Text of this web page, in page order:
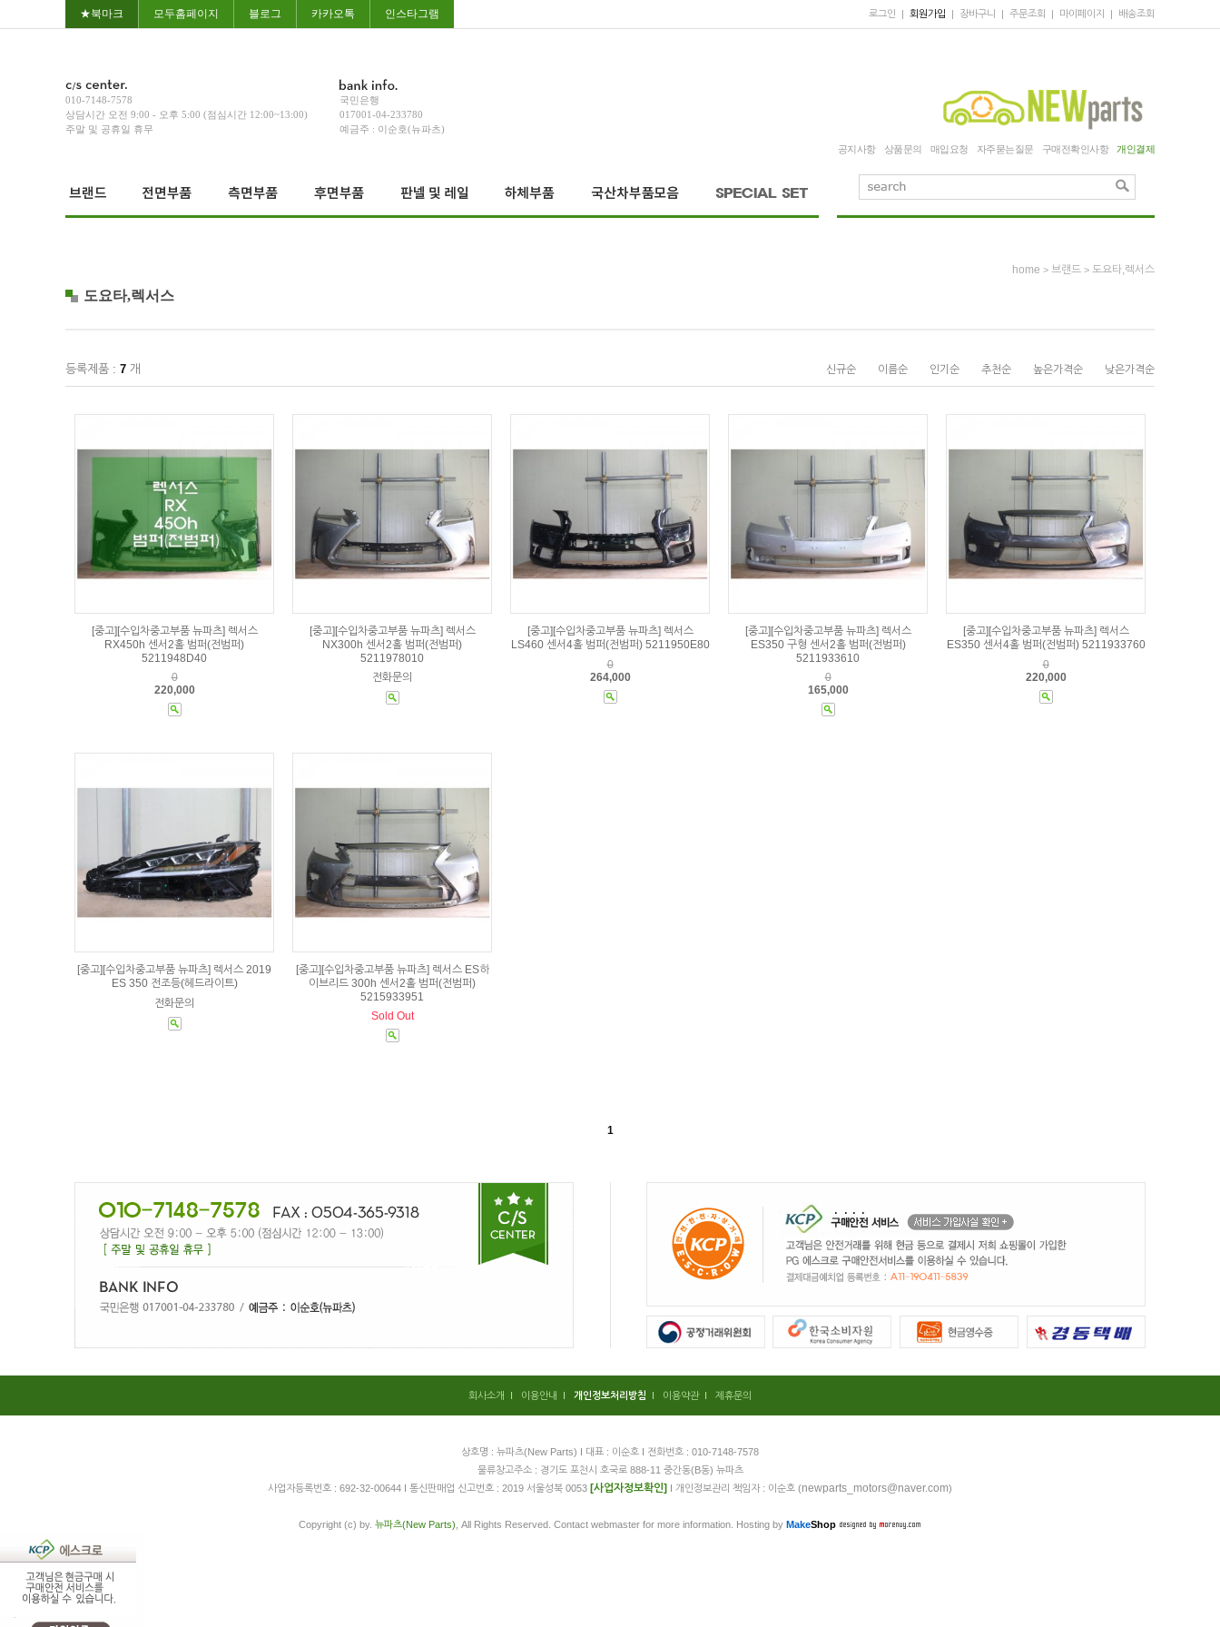
★북마크 모두홈페이지 블로그 카카오톡 인스타그램 로그인 | 회원가입 | 장바구니 | 주문조회 | 마이페이지 | 배송조회
010-7148-7578
상담시간 오전 9:00 - 오후 5:00 (점심시간 12:00~13:00)
주말 및 공휴일 휴무
국민은행
017001-04-233780
예금주 : 이순호(뉴파츠)
공지사항
상품문의 매입요청 자주묻는질문 구매전확인사항 개인결제
home > 브랜드 > 도요타,렉서스
도요타,렉서스
등록제품 : 7 개 신규순 이름순 인기순 추천순 높은가격순 낮은가격순
[중고][수입차중고부품 뉴파츠] 렉서스
RX450h 센서2홀 범퍼(전범퍼)
5211948D40
0
220,000
[중고][수입차중고부품 뉴파츠] 렉서스
NX300h 센서2홀 범퍼(전범퍼)
5211978010
전화문의
[중고][수입차중고부품 뉴파츠] 렉서스
LS460 센서4홀 범퍼(전범퍼) 5211950E80
0
264,000
[중고][수입차중고부품 뉴파츠] 렉서스
ES350 구형 센서2홀 범퍼(전범퍼)
5211933610
0
165,000
[중고][수입차중고부품 뉴파츠] 렉서스
ES350 센서4홀 범퍼(전범퍼) 5211933760
0
220,000
[중고][수입차중고부품 뉴파츠] 렉서스 2019
ES 350 전조등(헤드라이트)
전화문의
[중고][수입차중고부품 뉴파츠] 렉서스 ES하
이브리드 300h 센서2홀 범퍼(전범퍼)
5215933951
Sold Out
1
회사소개 I 이용안내 I 개인정보처리방침 I 이용약관I 제휴문의
상호명 : 뉴파츠(New Parts) I 대표 : 이순호 I 전화번호 : 010-7148-7578
물류창고주소 : 경기도 포천시 호국로 888-11 중간동(B동) 뉴파츠
사업자등록번호 : 692-32-00644 I 통신판매업 신고번호 : 2019 서울성북 0053 [사업자정보확인] I 개인정보관리 책임자 : 이순호 (newparts_motors@naver.com)
Copyright (c) by. 뉴파츠(New Parts) , All Rights Reserved. Contact webmaster for more information. Hosting by MakeShop